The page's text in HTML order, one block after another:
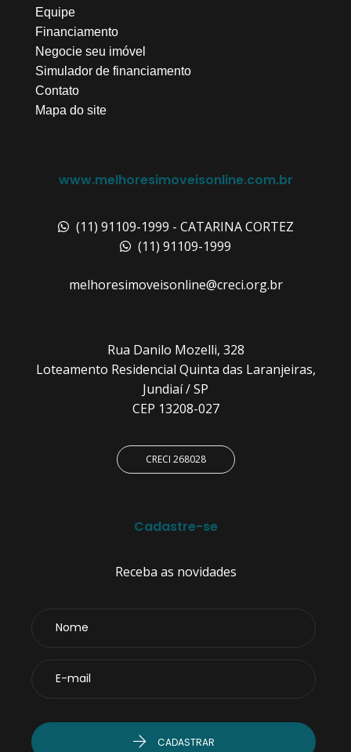
Equipe
Financiamento
Negocie seu imóvel
Simulador de financiamento
Contato
Mapa do site
www.melhoresimoveisonline.com.br
(11) 91109-1999 - CATARINA CORTEZ
(11) 91109-1999
melhoresimoveisonline@creci.org.br
Rua Danilo Mozelli, 328
Loteamento Residencial Quinta das Laranjeiras,
Jundiaí / SP
CEP 13208-027
CRECI 268028
Cadastre-se
Receba as novidades
CADASTRAR